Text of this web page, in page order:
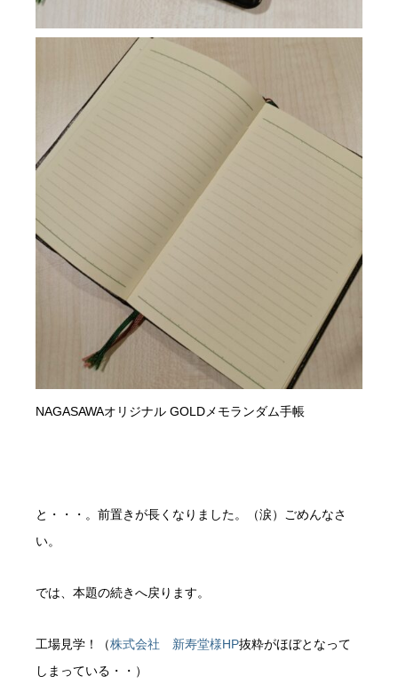
NAGASAWAオリジナル GOLDメモランダム手帳
と・・・。前置きが長くなりました。（涙）ごめんなさ
い。
では、本題の続きへ戻ります。
工場見学！（株式会社 新寿堂様HP抜粋がほぼとなって
しまっている・・）